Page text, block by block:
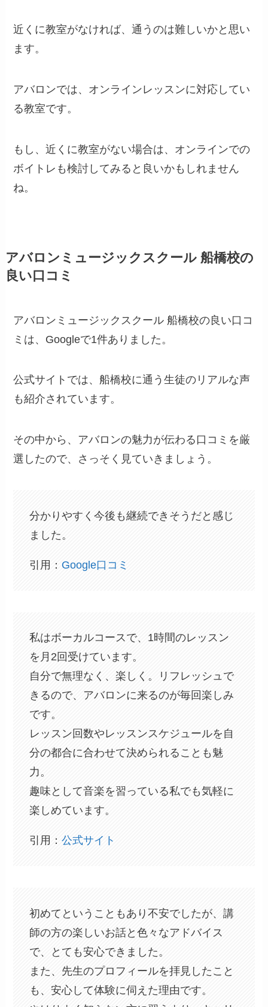
近くに教室がなければ、通うのは難しいかと思い
ます。
アバロンでは、オンラインレッスンに対応してい
る教室です。
もし、近くに教室がない場合は、オンラインでの
ボイトレも検討してみると良いかもしれません
ね。
アバロンミュージックスクール 船橋校の
良い口コミ
アバロンミュージックスクール 船橋校の良い口コ
ミは、Googleで1件ありました。
公式サイトでは、船橋校に通う生徒のリアルな声
も紹介されています。
その中から、アバロンの魅力が伝わる口コミを厳
選したので、さっそく見ていきましょう。
分かりやすく今後も継続できそうだと感じ
ました。
引用： Google口コミ
私はボーカルコースで、1時間のレッスン
を月2回受けています。
自分で無理なく、楽しく。リフレッシュで
きるので、アバロンに来るのが毎回楽しみ
です。
レッスン回数やレッスンスケジュールを自
分の都合に合わせて決められることも魅
力。
趣味として音楽を習っている私でも気軽に
楽しめています。
引用：公式サイト
初めてということもあり不安でしたが、講
師の方の楽しいお話と色々なアドバイス
で、とても安心できました。
また、先生のプロフィールを拝見したこと
も、安心して体験に伺えた理由です。